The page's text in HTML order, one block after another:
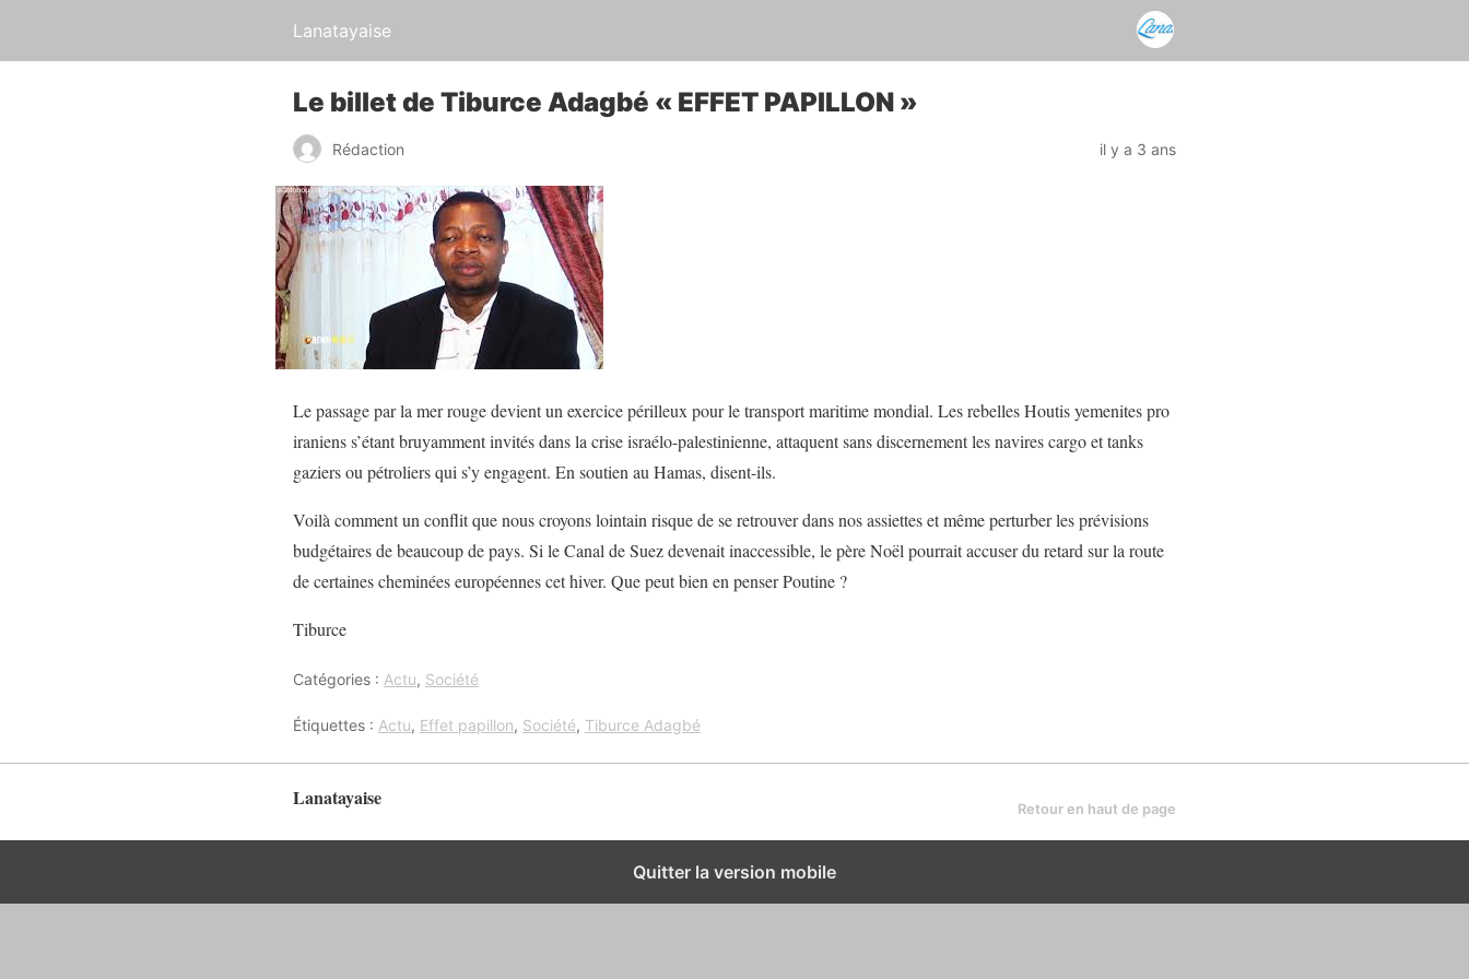
Lanatayaise
Le billet de Tiburce Adagbé « EFFET PAPILLON »
Rédaction il y a 3 ans
Le passage par la mer rouge devient un exercice périlleux pour le transport maritime mondial. Les rebelles Houtis yemenites pro
iraniens s’étant bruyamment invités dans la crise israélo-palestinienne, attaquent sans discernement les navires cargo et tanks
gaziers ou pétroliers qui s’y engagent. En soutien au Hamas, disent-ils.
Voilà comment un conflit que nous croyons lointain risque de se retrouver dans nos assiettes et même perturber les prévisions
budgétaires de beaucoup de pays. Si le Canal de Suez devenait inaccessible, le père Noël pourrait accuser du retard sur la route
de certaines cheminées européennes cet hiver. Que peut bien en penser Poutine ?
Tiburce
Catégories : Actu, Société
Étiquettes : Actu, Effet papillon, Société, Tiburce Adagbé
Lanatayaise Retour en haut de page
Quitter la version mobile